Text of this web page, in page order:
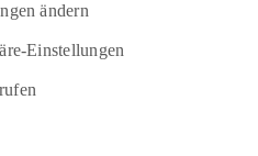
ändern
Einstellungen